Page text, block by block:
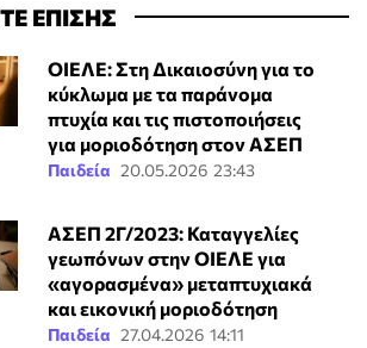
ΕΠΙΣΗΣ
ΟΙΕΛΕ: Στη Δικαιοσύνη για το
κύκλωμα με τα παράνομα
πτυχία και τις πιστοποιήσεις
για μοριοδότηση στον ΑΣΕΠ
Παιδεία 20.05.2026 23:43
ΑΣΕΠ 2Γ/2023: Καταγγελίες
γεωπόνων στην ΟΙΕΛΕ για
«αγορασμένα» μεταπτυχιακά
και εικονική μοριοδότηση
Παιδεία 27.04.2026 14:11